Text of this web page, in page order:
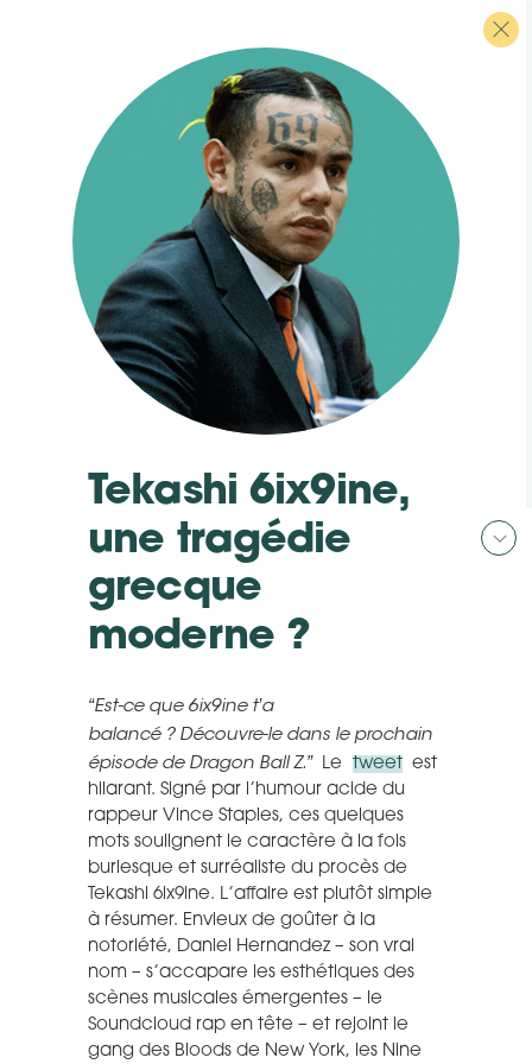
Tekashi 6ix9ine,
une tragédie
grecque
moderne ?
“Est-ce que 6ix9ine t’a
balancé ? Découvre-le dans le prochain
épisode de Dragon Ball Z.”Le tweet est
hilarant. Signé par l’humour acide du
rappeur Vince Staples, ces quelques
mots soulignent le caractère à la fois
burlesque et surréaliste du procès de
Tekashi 6ix9ine. L’affaire est plutôt simple
à résumer. Envieux de goûter à la
notoriété, Daniel Hernandez – son vrai
nom – s’accapare les esthétiques des
scènes musicales émergentes – le
Soundcloud rap en tête – et rejoint le
gang des Bloods de New York, les Nine